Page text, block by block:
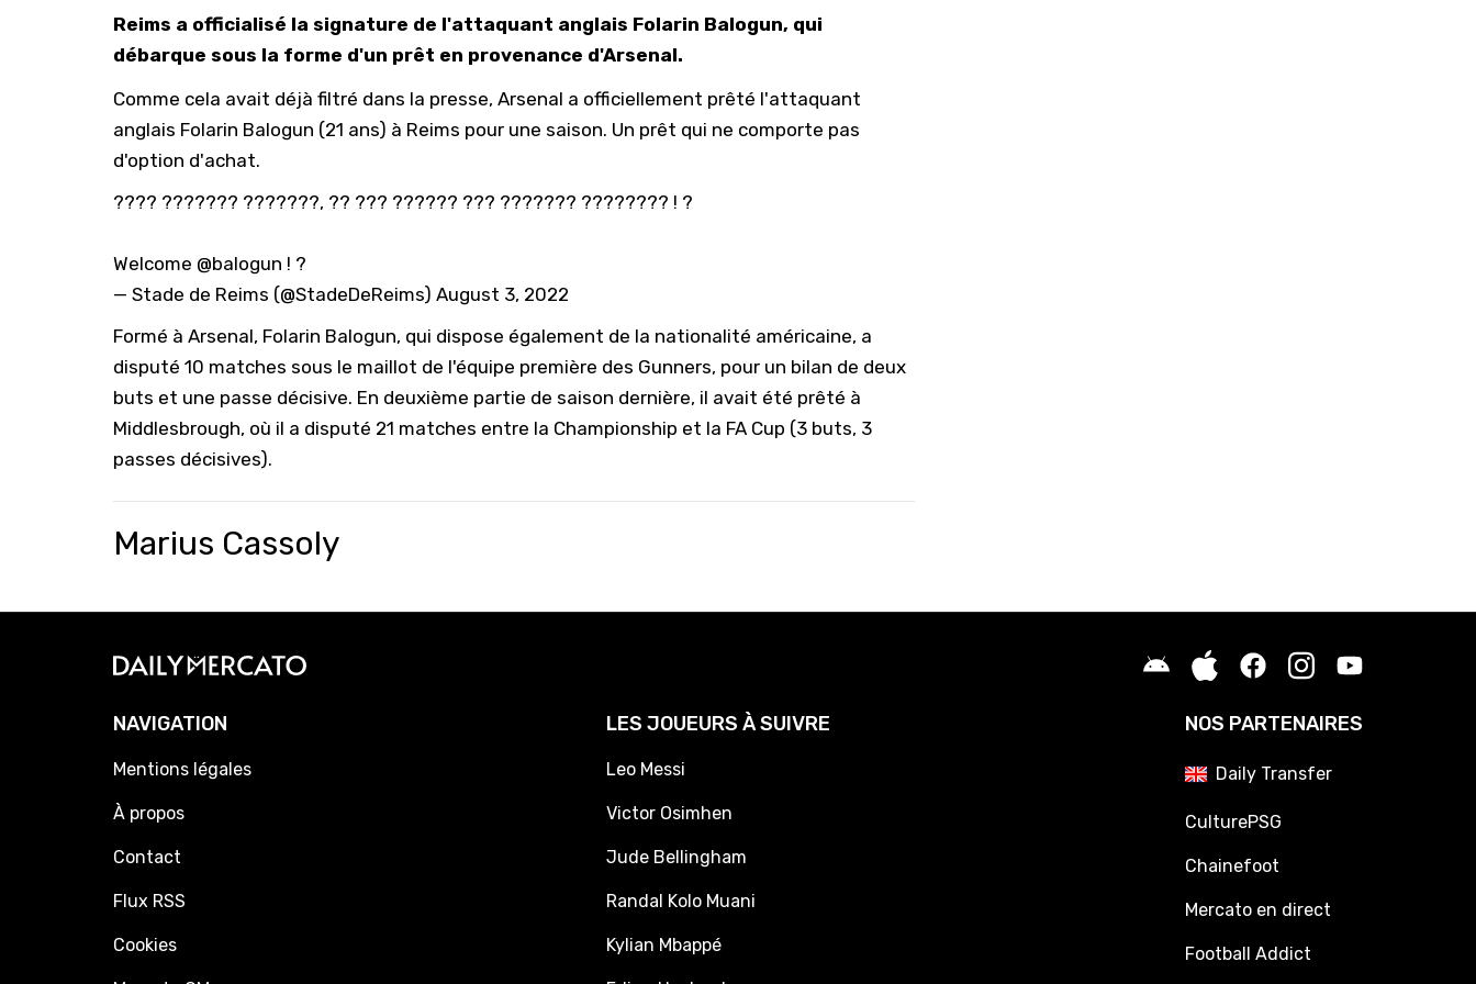
Reims a officialisé la signature de l'attaquant anglais Folarin Balogun, qui
débarque sous la forme d'un prêt en provenance d'Arsenal.
Comme cela avait déjà filtré dans la presse, Arsenal a officiellement prêté l'attaquant
anglais Folarin Balogun (21 ans) à Reims pour une saison. Un prêt qui ne comporte pas
d'option d'achat.
???? ??????? ???????, ?? ??? ?????? ??? ??????? ???????? ! ?
Welcome @balogun ! ?
— Stade de Reims (@StadeDeReims) August 3, 2022
Formé à Arsenal, Folarin Balogun, qui dispose également de la nationalité américaine, a
disputé 10 matches sous le maillot de l'équipe première des Gunners, pour un bilan de deux
buts et une passe décisive. En deuxième partie de saison dernière, il avait été prêté à
Middlesbrough, où il a disputé 21 matches entre la Championship et la FA Cup (3 buts, 3
passes décisives).
Marius Cassoly
NAVIGATION
Mentions légales
À propos
Contact
Flux RSS
Cookies
LES JOUEURS À SUIVRE
Leo Messi
Victor Osimhen
Jude Bellingham
Randal Kolo Muani
Kylian Mbappé
NOS PARTENAIRES
Daily Transfer
CulturePSG
Chainefoot
Mercato en direct
Football Addict